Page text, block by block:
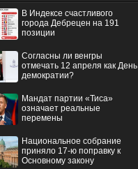
В Индексе счастливого
города Дебрецен на 191
позиции
Согласны ли венгры
отмечать 12 апреля как День
демократии?
Мандат партии «Тиса»
означает реальные
перемены
Национальное собрание
приняло 17-ю поправку к
Основному закону